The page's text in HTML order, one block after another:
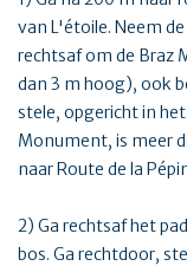
van L'étoile. Neem
rechtsaf om de Braz
dan 3 m hoog), ook
stele, opgericht in
Monument, is meer
naar Route de la
2) Ga rechtsaf het
bos. Ga rechtdoor,